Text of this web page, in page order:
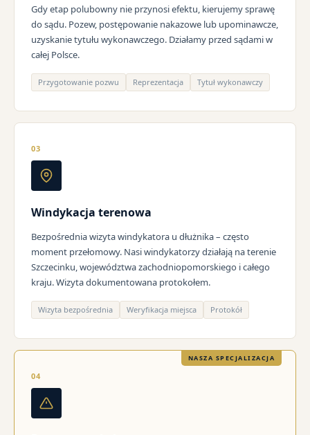
Gdy etap polubowny nie przynosi efektu, kierujemy sprawę
do sądu. Pozew, postępowanie nakazowe lub upominawcze,
uzyskanie tytułu wykonawczego. Działamy przed sądami w
całej Polsce.
Przygotowanie pozwu Reprezentacja Tytuł wykonawczy
03
Windykacja terenowa
Bezpośrednia wizyta windykatora u dłużnika – często
moment przełomowy. Nasi windykatorzy działają na terenie
Szczecinku, województwa zachodniopomorskiego i całego
kraju. Wizyta dokumentowana protokołem.
Wizyta bezpośrednia Weryfikacja miejsca Protokół
NASZA SPECJALIZACJA
04